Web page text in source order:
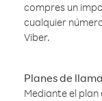
compres un
cualquier
Viber.
Planes de
Mediante el